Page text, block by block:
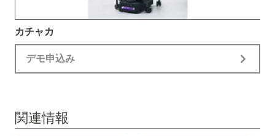
カチャカ
デモ申込み
関連情報